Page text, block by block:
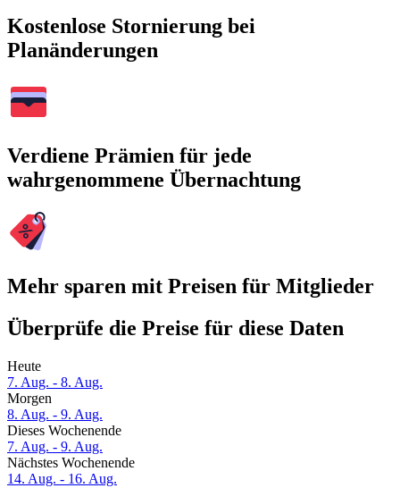
Kostenlose Stornierung bei
Planänderungen
Verdiene Prämien für jede
wahrgenommene Übernachtung
Mehr sparen mit Preisen für Mitglieder
Überprüfe die Preise für diese Daten
Heute
7. Aug. - 8. Aug.
Morgen
8. Aug. - 9. Aug.
Dieses Wochenende
7. Aug. - 9. Aug.
Nächstes Wochenende
14. Aug. - 16. Aug.